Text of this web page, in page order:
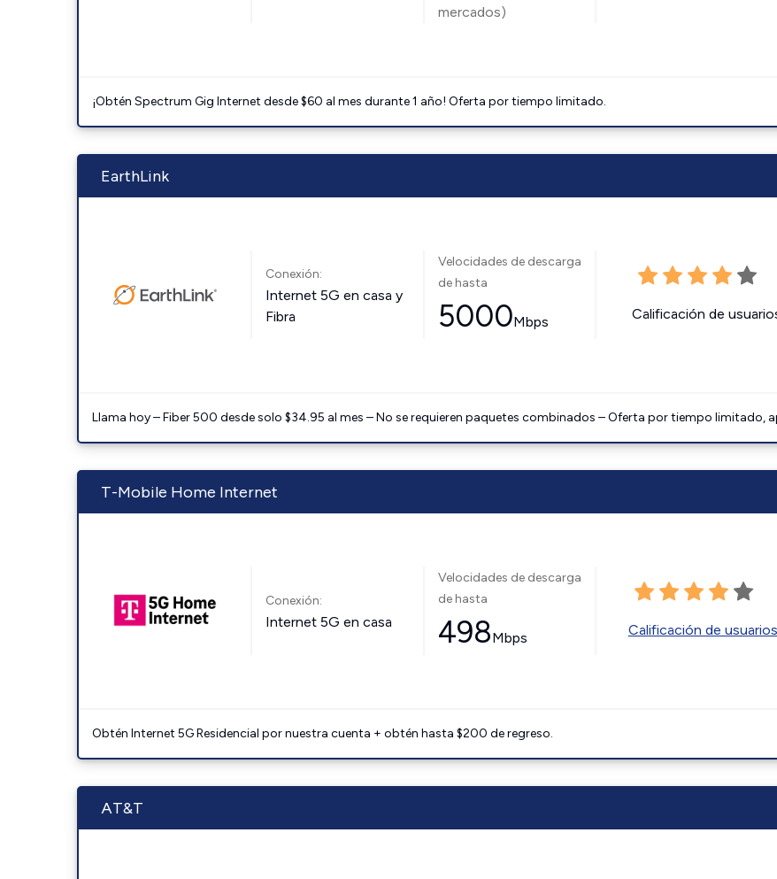
mercados)
¡Obtén Spectrum Gig Internet desde $60 al mes durante 1 año! Oferta por tiempo limitado.
EarthLink
Conexión:
Internet 5G en casa y
Fibra
Velocidades de descarga
de hasta
5000Mbps Calificación de
Llama hoy – Fiber 500 desde solo $34.95 al mes – No se requieren paquetes combinados – Oferta por tiempo limitado,
T-Mobile Home Internet
Conexión:
Internet 5G en casa
Velocidades de descarga
de hasta
498Mbps Calificación de
Obtén Internet 5G Residencial por nuestra cuenta + obtén hasta $200 de regreso.
AT&T